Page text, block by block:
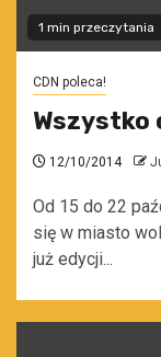
1 min przeczytania
CDN poleca!
Wszystko
12/10/2014
Od 15 do 22
się w miasto
już edycji...